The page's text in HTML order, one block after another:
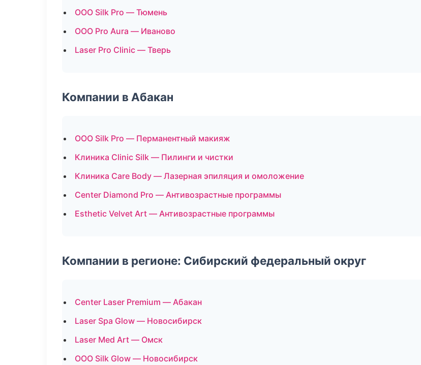
ООО Silk Pro — Тюмень
ООО Pro Aura — Иваново
Laser Pro Clinic — Тверь
Компании в Абакан
ООО Silk Pro — Перманентный макияж
Клиника Clinic Silk — Пилинги и чистки
Клиника Care Body — Лазерная эпиляция и омоложение
Center Diamond Pro — Антивозрастные программы
Esthetic Velvet Art — Антивозрастные программы
Компании в регионе: Сибирский федеральный округ
Center Laser Premium — Абакан
Laser Spa Glow — Новосибирск
Laser Med Art — Омск
ООО Silk Glow — Новосибирск